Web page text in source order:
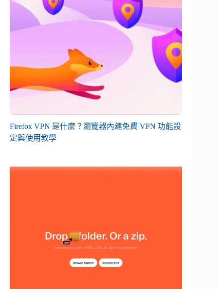
Firefox VPN 是什麼？瀏覽器內建免費 VPN 功能設
定與使用教學